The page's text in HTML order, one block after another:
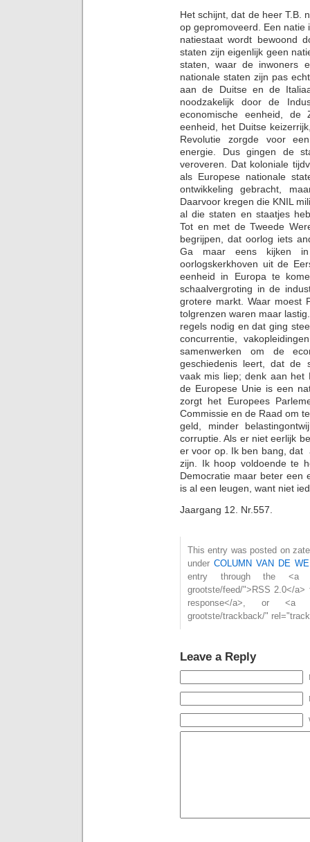
Het schijnt, dat de heer T.B.
op gepromoveerd. Een natie
natiestaat wordt bewoond
staten zijn eigenlijk geen
staten, waar de inwoners
nationale staten zijn pas
aan de Duitse en de
noodzakelijk door de
economische eenheid,
eenheid, het Duitse
Revolutie zorgde voor
energie. Dus gingen de
veroveren. Dat koloniale
als Europese nationale
ontwikkeling gebracht,
Daarvoor kregen die KNIL
al die staten en staatjes
Tot en met de Tweede
begrijpen, dat oorlog iets
Ga maar eens kijken
oorlogskerkhoven uit de
eenheid in Europa te
schaalvergroting in de
grotere markt. Waar moest
tolgrenzen waren maar
regels nodig en dat ging
concurrentie,
samenwerken om de
geschiedenis leert, dat de
vaak mis liep; denk aan het
de Europese Unie is een
zorgt het Europees
Commissie en de Raad om
geld, minder
corruptie. Als er niet eerlijk
er voor op. Ik ben bang, dat
zijn. Ik hoop voldoende te
Democratie maar beter een
is al een leugen, want niet
Jaargang 12. Nr.557.
This entry was posted on
under COLUMN VAN DE
entry through the <a
grootste/feed/">RSS 2.0</
response</a>, or <a
grootste/trackback/"
Leave a Reply